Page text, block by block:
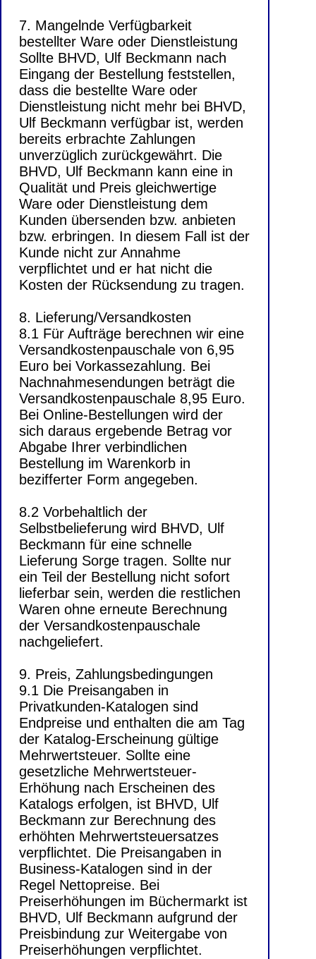
7. Mangelnde Verfügbarkeit
bestellter Ware oder Dienstleistung
Sollte BHVD, Ulf Beckmann nach
Eingang der Bestellung feststellen,
dass die bestellte Ware oder
Dienstleistung nicht mehr bei BHVD,
Ulf Beckmann verfügbar ist, werden
bereits erbrachte Zahlungen
unverzüglich zurückgewährt. Die
BHVD, Ulf Beckmann kann eine in
Qualität und Preis gleichwertige
Ware oder Dienstleistung dem
Kunden übersenden bzw. anbieten
bzw. erbringen. In diesem Fall ist der
Kunde nicht zur Annahme
verpflichtet und er hat nicht die
Kosten der Rücksendung zu tragen.
8. Lieferung/Versandkosten
8.1 Für Aufträge berechnen wir eine
Versandkostenpauschale von 6,95
Euro bei Vorkassezahlung. Bei
Nachnahmesendungen beträgt die
Versandkostenpauschale 8,95 Euro.
Bei Online-Bestellungen wird der
sich daraus ergebende Betrag vor
Abgabe Ihrer verbindlichen
Bestellung im Warenkorb in
bezifferter Form angegeben.
8.2 Vorbehaltlich der
Selbstbelieferung wird BHVD, Ulf
Beckmann für eine schnelle
Lieferung Sorge tragen. Sollte nur
ein Teil der Bestellung nicht sofort
lieferbar sein, werden die restlichen
Waren ohne erneute Berechnung
der Versandkostenpauschale
nachgeliefert.
9. Preis, Zahlungsbedingungen
9.1 Die Preisangaben in
Privatkunden-Katalogen sind
Endpreise und enthalten die am Tag
der Katalog-Erscheinung gültige
Mehrwertsteuer. Sollte eine
gesetzliche Mehrwertsteuer-
Erhöhung nach Erscheinen des
Katalogs erfolgen, ist BHVD, Ulf
Beckmann zur Berechnung des
erhöhten Mehrwertsteuersatzes
verpflichtet. Die Preisangaben in
Business-Katalogen sind in der
Regel Nettopreise. Bei
Preiserhöhungen im Büchermarkt ist
BHVD, Ulf Beckmann aufgrund der
Preisbindung zur Weitergabe von
Preiserhöhungen verpflichtet.